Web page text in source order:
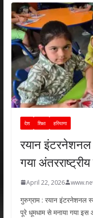
देश शिक्षा हरियाणा
रयान
गया
April 22, 2026
गुरुग्राम : रयान इंटरनेशनल
पूरे धूमधाम से मनाया गया